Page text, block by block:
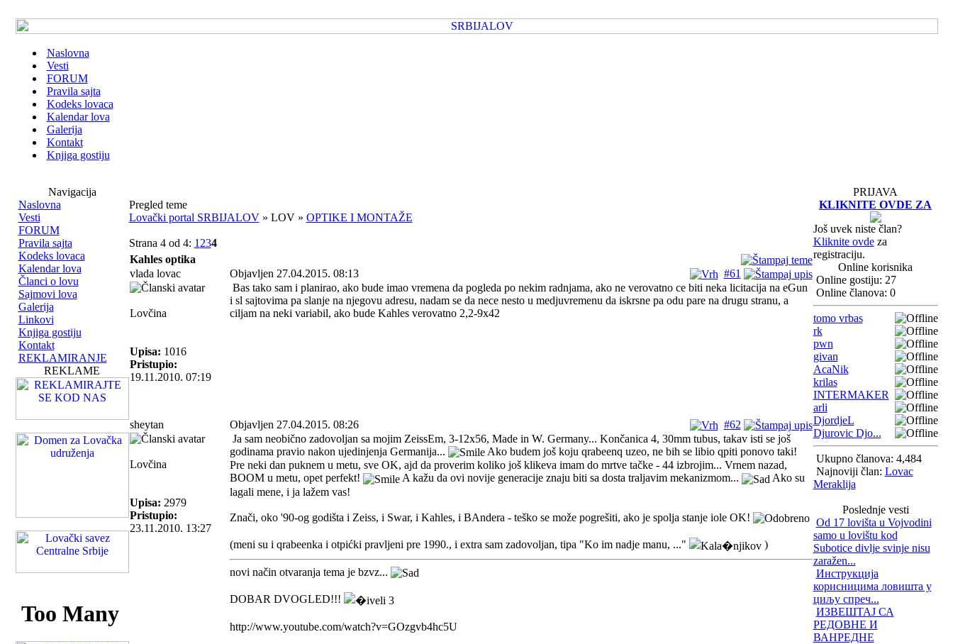
Naslovna
Vesti
FORUM
Pravila sajta
Kodeks lovaca
Kalendar lova
Galerija
Kontakt
Knjiga gostiju
Navigacija
Naslovna
Vesti
FORUM
Pravila sajta
Kodeks lovaca
Kalendar lova
Članci o lovu
Sajmovi lova
Galerija
Linkovi
Knjiga gostiju
Kontakt
REKLAMIRANJE
REKLAME
Pregled teme
Lovački portal SRBIJALOV» LOV » OPTIKE I MONTAŽE
Strana 4 od 4: 1 234
Kahles optika
vlada lovac
#61
Objavljen 27.04.2015. 08:13
Lovčina
Upisa: 1016
Pristupio:
19.11.2010. 07:19
Bas tako sam i planirao, ako bude imao vremena da pogleda po nekim radnjama, ako ne verovatno ce biti neka licitacija na eGun
i sl sajtovima pa slanje na njegovu adresu, nadam se da nece nesto u medjuvremenu da iskrsne pa odu pare na drugu stranu, a
ciljam na neki variabil, ako bude Kahles verovatno 2,2-9x42
sheytan #62
Objavljen 27.04.2015. 08:26
Lovčina
Upisa: 2979
Pristupio:
23.11.2010. 13:27
Ja sam neobično zadovoljan sa mojim ZeissEm, 3-12x56, Made in W. Germany... Končanica 4, 30mm tubus, takav isti se još
godinama pravio nakon ujedinjenja Germanija...
Ako budem još koju qrabeenq uzeo, ne bih se libio qpiti ponovo taki!
Pre neki dan puknem u metu, sve OK, ajd da proverim koliko još klikeva imam do mrtve tačke - 44 izbrojim... Vrnem nazad,
BOOM u metu, opet perfekt!
A kažu da ovi novije generacije znaju biti sa dosta traljavim mekanizmom...
Ako su
lagali mene, i ja lažem vas!
Znači, oko '90-og godišta i Zeiss, i Swar, i Kahles, i BAndera - teško se može pogrešiti, ako je spolja stanje iole OK!
(meni su i qrabeenka i otpićki pravljeni pre 1990., i extra sam zadovoljan, tipa "Ko im nadje manu, ..." )
novi način otvaranja tema je bzvz...
DOBAR DVOGLED!!!
http://www.youtube.com/watch?v=GOzgvb4hc5U
PRIJAVA
KLIKNITE OVDE ZA
Još uvek niste član?
Kliknite ovdeza
registraciju.
Online korisnika
Online gostiju: 27
Online članova: 0
tomo vrbas
rk
pwn
givan
AcaNik
krilas
INTERMAKER
arli
DjordjeL
Djurovic Djo...
Ukupno članova: 4,484
Najnoviji član: Lovac
Meraklija
Poslednje vesti
Od 17 lovišta u Vojvodini
samo u lovištu kod
Subotice divlje svinje nisu
zaražen...
Инструкција
корисницима ловишта у
циљу спреч...
ИЗВЕШТАЈ СА
РЕДОВНЕ И
ВАНРЕДНЕ